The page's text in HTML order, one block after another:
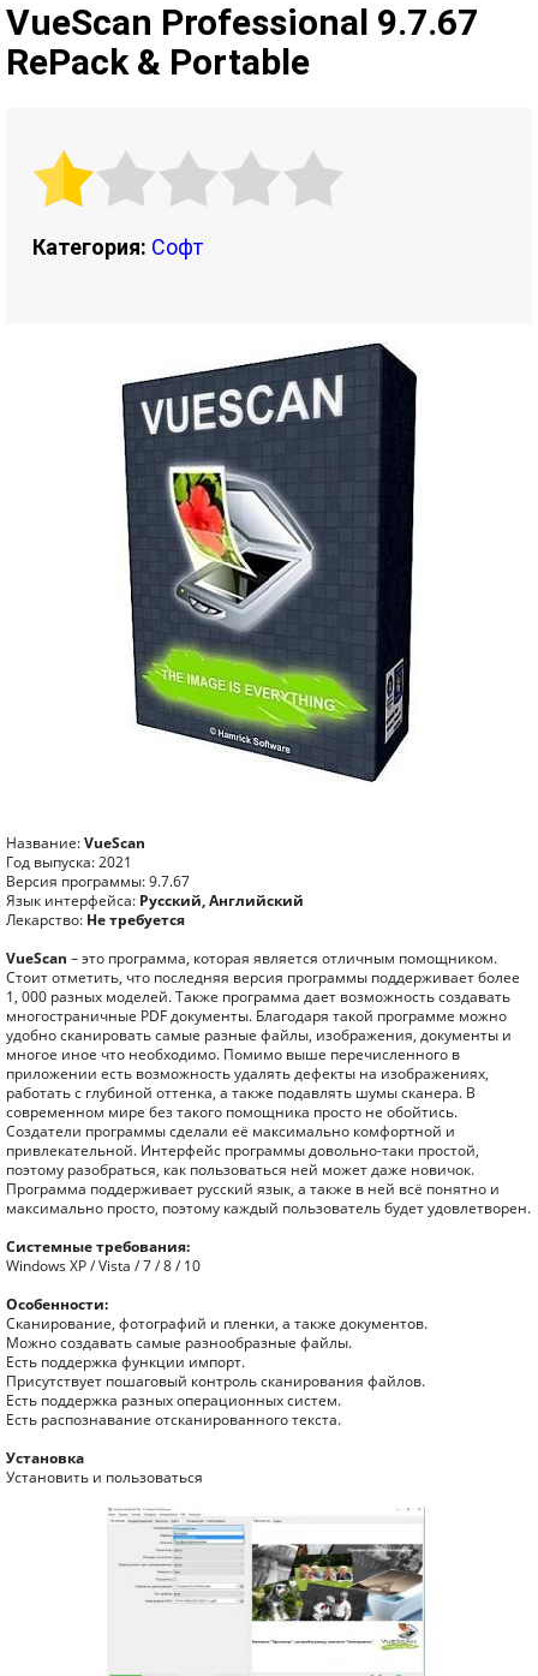
VueScan Professional 9.7.67
RePack & Portable
Категория: Софт
Название:VueScan
Год выпуска: 2021
Версия программы: 9.7.67
Язык интерфейса: Русский, Английский
Лекарство: Не требуется
VueScan – это программа, которая является отличным помощником.
Стоит отметить, что последняя версия программы поддерживает более
1, 000 разных моделей. Также программа дает возможность создавать
многостраничные PDF документы. Благодаря такой программе можно
удобно сканировать самые разные файлы, изображения, документы и
многое иное что необходимо. Помимо выше перечисленного в
приложении есть возможность удалять дефекты на изображениях,
работать с глубиной оттенка, а также подавлять шумы сканера. В
современном мире без такого помощника просто не обойтись.
Создатели программы сделали её максимально комфортной и
привлекательной. Интерфейс программы довольно-таки простой,
поэтому разобраться, как пользоваться ней может даже новичок.
Программа поддерживает русский язык, а также в ней всё понятно и
максимально просто, поэтому каждый пользователь будет удовлетворен.
Системные требования:
Windows XP / Vista / 7 / 8 / 10
Особенности:
Сканирование, фотографий и пленки, а также документов.
Можно создавать самые разнообразные файлы.
Есть поддержка функции импорт.
Присутствует пошаговый контроль сканирования файлов.
Есть поддержка разных операционных систем.
Есть распознавание отсканированного текста.
Установка
Установить и пользоваться